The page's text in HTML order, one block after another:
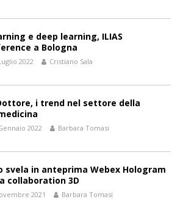
e deep learning, ILIAS
a Bologna
2022 Cristiano Sala
i trend nel settore della
2022 Barbara Tomasi
svela in anteprima Webex Hologram
collaboration 3D
2021 Barbara Tomasi